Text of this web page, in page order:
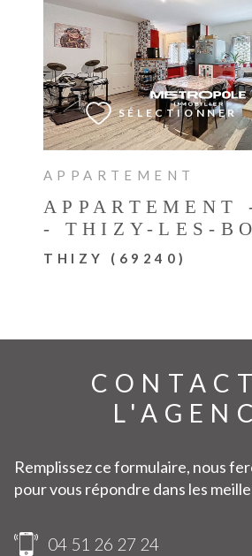
APPARTEMENT
APPARTEMENT
- THIZY-LES-
THIZY (69240)
SÉLECTIONNER
VOIR LE
Remplissez ce formulaire, nous
pour vous répondre dans les
04 51 26 27 24